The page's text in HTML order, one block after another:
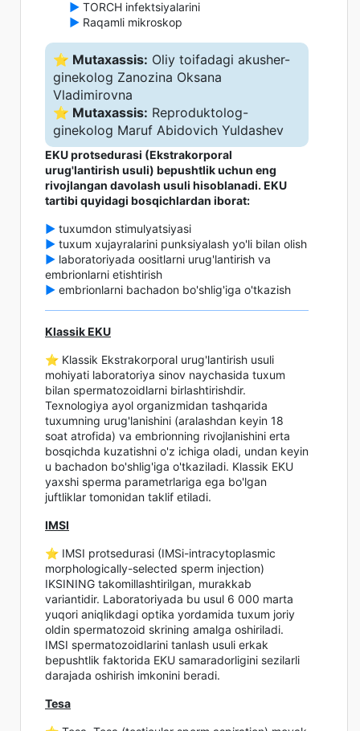
► TORCH infektsiyalarini
► Raqamli mikroskop
⭐️ Mutaxassis: Oliy toifadagi akusher-
ginekolog Zanozina Oksana
Vladimirovna
⭐️ Mutaxassis: Reproduktolog-
ginekolog Maruf Abidovich Yuldashev
EKU protsedurasi (Ekstrakorporal
urug'lantirish usuli) bepushtlik uchun eng
rivojlangan davolash usuli hisoblanadi. EKU
tartibi quyidagi bosqichlardan iborat:
► tuxumdon stimulyatsiyasi
► tuxum xujayralarini punksiyalash yo'li bilan olish
► laboratoriyada oositlarni urug'lantirish va
embrionlarni etishtirish
► embrionlarni bachadon bo'shlig'iga o'tkazish
Klassik EKU
⭐️ Klassik Ekstrakorporal urug'lantirish usuli
mohiyati laboratoriya sinov naychasida tuxum
bilan spermatozoidlarni birlashtirishdir.
Texnologiya ayol organizmidan tashqarida
tuxumning urug'lanishini (aralashdan keyin 18
soat atrofida) va embrionning rivojlanishini erta
bosqichda kuzatishni o'z ichiga oladi, undan keyin
u bachadon bo'shlig'iga o'tkaziladi. Klassik EKU
yaxshi sperma parametrlariga ega bo'lgan
juftliklar tomonidan taklif etiladi.
IMSI
⭐️ IMSI protsedurasi (IMSi-intracytoplasmic
morphologically-selected sperm injection)
IKSINING takomillashtirilgan, murakkab
variantidir. Laboratoriyada bu usul 6 000 marta
yuqori aniqlikdagi optika yordamida tuxum joriy
oldin spermatozoid skrining amalga oshiriladi.
IMSI spermatozoidlarini tanlash usuli erkak
bepushtlik faktorida EKU samaradorligini sezilarli
darajada oshirish imkonini beradi.
Tesa